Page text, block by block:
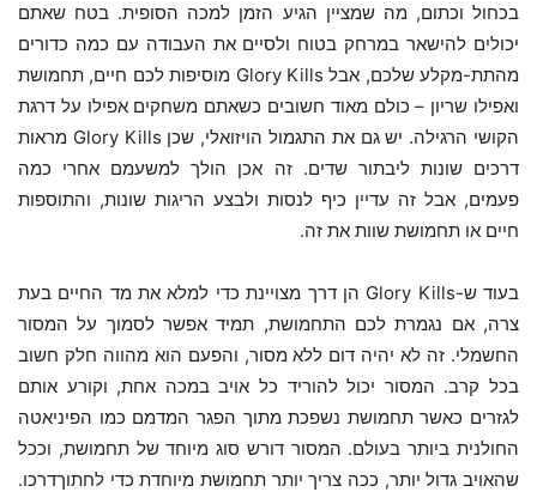
בכחול וכתום, מה שמציין הגיע הזמן למכה הסופית. בטח שאתם
יכולים להישאר במרחק בטוח ולסיים את העבודה עם כמה כדורים
מהתת-מקלע שלכם, אבל Glory Kills מוסיפות לכם חיים, תחמושת
ואפילו שריון – כולם מאוד חשובים כשאתם משחקים אפילו על דרגת
הקושי הרגילה. יש גם את התגמול הויזואלי, שכן Glory Kills מראות
דרכים שונות ליבתור שדים. זה אכן הולך למשעמם אחרי כמה
פעמים, אבל זה עדיין כיף לנסות ולבצע הריגות שונות, והתוספות
חיים או תחמושת שוות את זה.
בעוד ש-Glory Kills הן דרך מצויינת כדי למלא את מד החיים בעת
צרה, אם נגמרת לכם התחמושת, תמיד אפשר לסמוך על המסור
החשמלי. זה לא יהיה דום ללא מסור, והפעם הוא מהווה חלק חשוב
בכל קרב. המסור יכול להוריד כל אויב במכה אחת, וקורע אותם
לגזרים כאשר תחמושת נשפכת מתוך הפגר המדמם כמו הפיניאטה
החולנית ביותר בעולם. המסור דורש סוג מיוחד של תחמושת, וככל
שהאויב גדול יותר, ככה צריך יותר תחמושת מיוחדת כדי לחתוךדרכו.